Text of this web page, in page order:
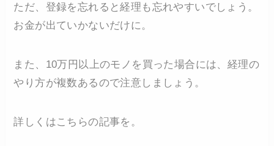
ただ、登録を忘れると経理も忘れやすいでしょう。
お金が出ていかないだけに。
また、10万円以上のモノを買った場合には、経理の
やり方が複数あるので注意しましょう。
詳しくはこちらの記事を。